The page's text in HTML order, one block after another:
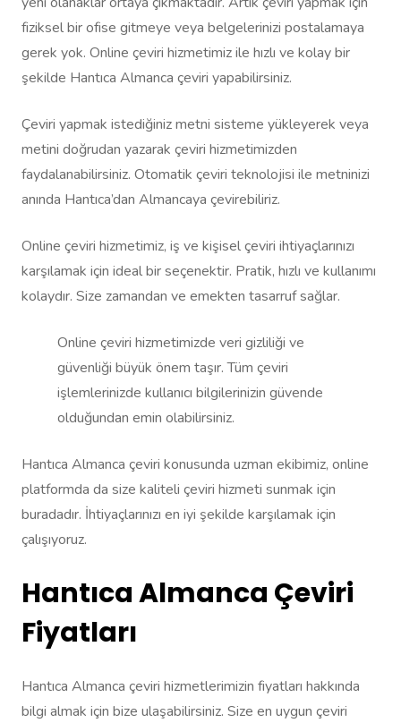
fiziksel bir ofise gitmeye veya belgelerinizi postalamaya
gerek yok. Online çeviri hizmetimiz ile hızlı ve kolay bir
şekilde Hantıca Almanca çeviri yapabilirsiniz.
Çeviri yapmak istediğiniz metni sisteme yükleyerek veya
metini doğrudan yazarak çeviri hizmetimizden
faydalanabilirsiniz. Otomatik çeviri teknolojisi ile metninizi
anında Hantıca’dan Almancaya çevirebiliriz.
Online çeviri hizmetimiz, iş ve kişisel çeviri ihtiyaçlarınızı
karşılamak için ideal bir seçenektir. Pratik, hızlı ve kullanımı
kolaydır. Size zamandan ve emekten tasarruf sağlar.
Online çeviri hizmetimizde veri gizliliği ve
güvenliği büyük önem taşır. Tüm çeviri
işlemlerinizde kullanıcı bilgilerinizin güvende
olduğundan emin olabilirsiniz.
Hantıca Almanca çeviri konusunda uzman ekibimiz, online
platformda da size kaliteli çeviri hizmeti sunmak için
buradadır. İhtiyaçlarınızı en iyi şekilde karşılamak için
çalışıyoruz.
Hantıca Almanca Çeviri
Fiyatları
Hantıca Almanca çeviri hizmetlerimizin fiyatları hakkında
bilgi almak için bize ulaşabilirsiniz. Size en uygun çeviri